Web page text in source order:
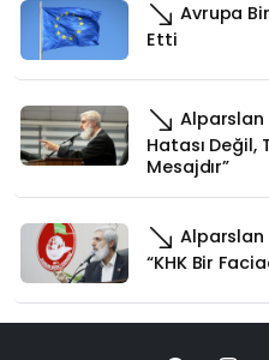
Avrupa
Etti
Alparslan
Hatası Değil,
Mesajdır”
Alparslan
“KHK Bir